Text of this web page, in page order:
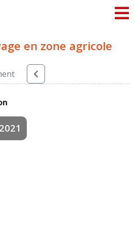
en zone agricole